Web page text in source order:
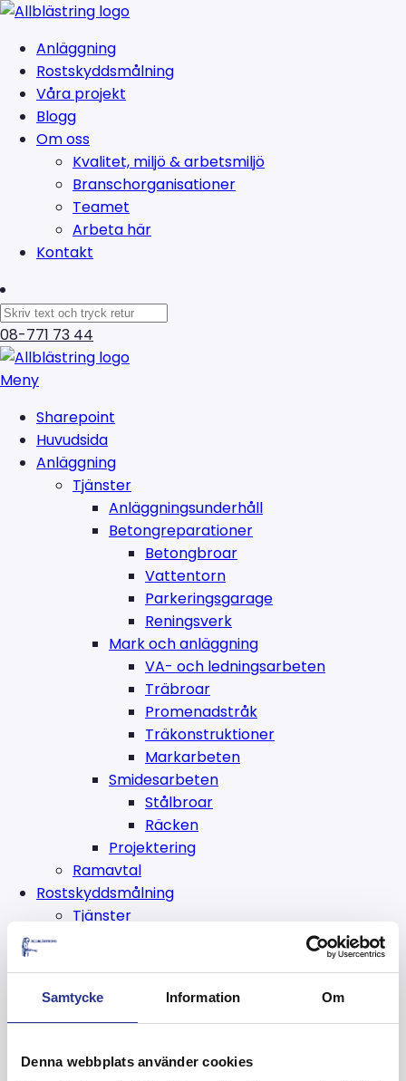
Samtycke Information Om
Denna webbplats använder cookies
Anläggning
Rostskyddsmålning
Våra projekt
Blogg
Om oss
Kvalitet, miljö & arbetsmiljö
Branschorganisationer
Teamet
Arbeta här
Kontakt
08-771 73 44
Meny
Sharepoint
Huvudsida
Anläggning
Tjänster
Anläggningsunderhåll
Betongreparationer
Betongbroar
Vattentorn
Parkeringsgarage
Reningsverk
Mark och anläggning
VA- och ledningsarbeten
Träbroar
Promenadstråk
Träkonstruktioner
Markarbeten
Smidesarbeten
Stålbroar
Räcken
Projektering
Ramavtal
Rostskyddsmålning
Tjänster
Spongeblästring
Kolsyreisrengöring
Vattenblästring